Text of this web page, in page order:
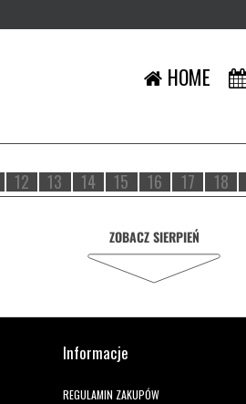
HOME
12 13 14 15 16 17 18
ZOBACZ SIERPIEŃ
Informacje
REGULAMIN ZAKUPÓW